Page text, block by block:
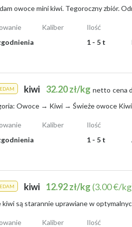
owoce mini kiwi. Tegoroczny zbiór.
Kaliber
Ilość
1 - 5 t
kiwi 32.20 zł/kg netto cena
Kaliber
Ilość
1 - 5 t
kiwi 12.92 zł/kg (3.00 €/
Kaliber
Ilość